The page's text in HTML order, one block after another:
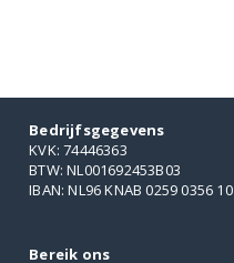
Bedrijfsgegevens
KVK: 74446363
BTW: NL001692453B03
IBAN: NL96 KNAB 0259 0356 10
Bereik ons